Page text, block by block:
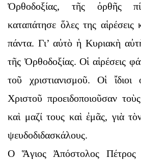
Ὀρθοδοξίας, τῆς ὀρθῆς
καταπάτησε ὅλες της αἱρέσεις
πάντα. Γι’ αὐτὸ ἡ Κυριακὴ
τῆς Ὀρθοδοξίας. Οἱ αἱρέσεις
τοῦ χριστιανισμοῦ. Οἱ
Χριστοῦ προειδοποιοῦσαν
καὶ μαζί τους καὶ ἐμᾶς, γιὰ
ψευδοδιδασκάλους.
Ο Ἅγιος Ἀπόστολος Πέτρος